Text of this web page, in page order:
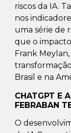
riscos da IA.
nos
uma série de
que o
Frank
Brasil e na
CHATGPT E
FEBRABAN
O